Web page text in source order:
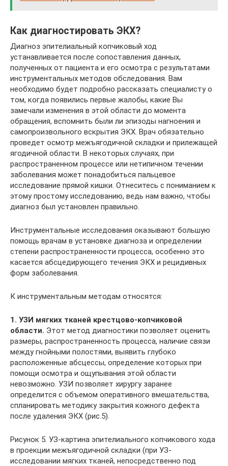
Как диагностировать ЭКХ?
Диагноз эпителиальный копчиковый ход
устанавливается после сопоставления данных,
полученных от пациента и его осмотра с результатами
инструментальных методов обследования. Вам
необходимо будет подробно рассказать специалисту о
том, когда появились первые жалобы, какие Вы
замечали изменения в этой области до момента
обращения, вспомнить были ли эпизоды нагноения и
самопроизвольного вскрытия ЭКХ. Врач обязательно
проведет осмотр межъягодичной складки и прилежащей
ягодичной области. В некоторых случаях, при
распространенном процессе или нетипичном течении
заболевания может понадобиться пальцевое
исследование прямой кишки. Отнеситесь с пониманием к
этому простому исследованию, ведь нам важно, чтобы
диагноз был установлен правильно.
Инструментальные исследования оказывают большую
помощь врачам в установке диагноза и определении
степени распространенности процесса, особенно это
касается абсцедирующего течения ЭКХ и рецидивных
форм заболевания.
К инструментальным методам относятся:
1. УЗИ мягких тканей крестцово-копчиковой
области. Этот метод диагностики позволяет оценить
размеры, распространенность процесса, наличие связи
между гнойными полостями, выявить глубоко
расположенные абсцессы, определение которых при
помощи осмотра и ощупывания этой области
невозможно. УЗИ позволяет хирургу заранее
определится с объемом оперативного вмешательства,
спланировать методику закрытия кожного дефекта
после удаления ЭКХ (рис.5).
Рисунок 5. УЗ-картина эпителиального копчикового хода
в проекции межъягодичной складки (при УЗ-
исследовании мягких тканей, непосредственно под